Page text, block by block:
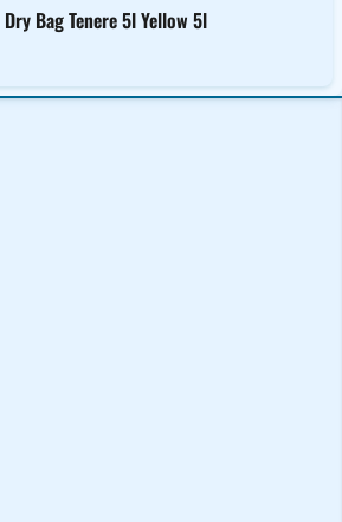
Bag Tenere 5l Yellow 5l